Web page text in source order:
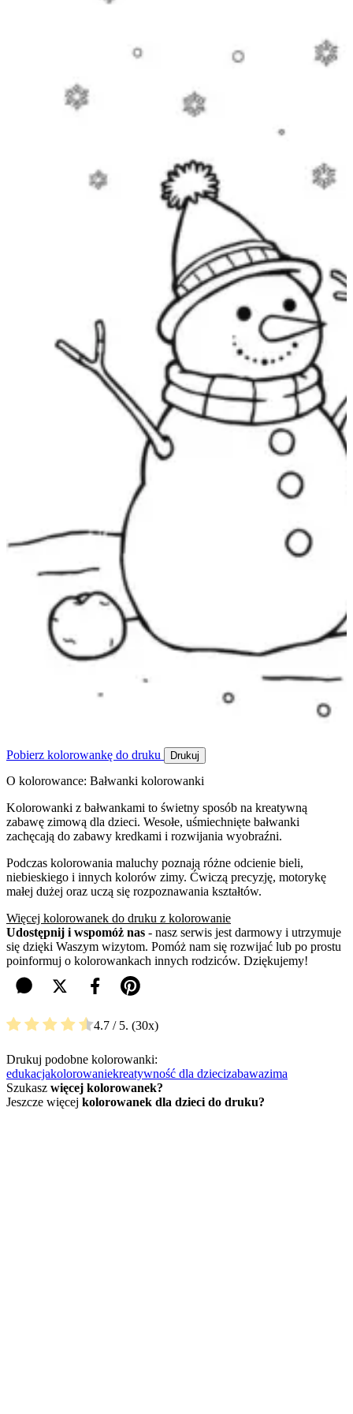
Pobierz kolorowankę do druku Drukuj
O kolorowance: Bałwanki kolorowanki
Kolorowanki z bałwankami to świetny sposób na kreatywną
zabawę zimową dla dzieci. Wesołe, uśmiechnięte bałwanki
zachęcają do zabawy kredkami i rozwijania wyobraźni.
Podczas kolorowania maluchy poznają różne odcienie bieli,
niebieskiego i innych kolorów zimy. Ćwiczą precyzję, motorykę
małej dużej oraz uczą się rozpoznawania kształtów.
Więcej kolorowanek do druku z kolorowanie
Udostępnij i wspomóż nas - nasz serwis jest darmowy i utrzymuje
się dzięki Waszym wizytom. Pomóż nam się rozwijać lub po prostu
poinformuj o kolorowankach innych rodziców. Dziękujemy!
4.7 / 5. 30
Drukuj podobne kolorowanki:
edukacjakolorowaniekreatywność dla dziecizabawazima
Szukasz więcej kolorowanek?
Jeszcze więcej kolorowanek dla dzieci do druku?